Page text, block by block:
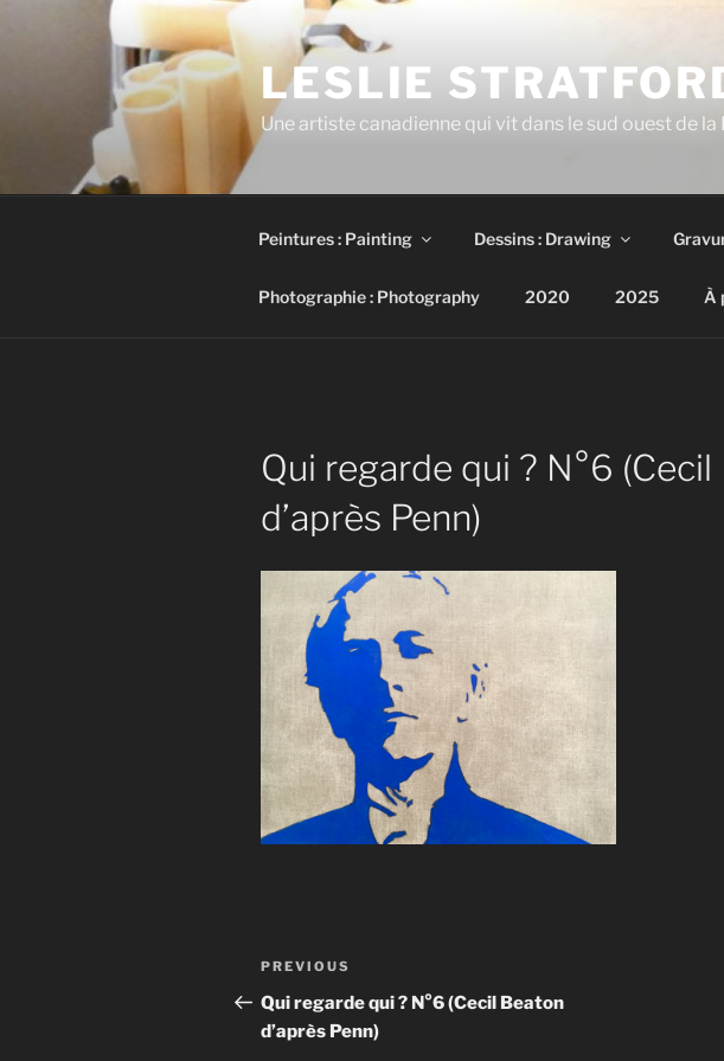
LESLIE
Une artiste canadienne qui vit dans le sud ouest de
Peintures : Painting Dessins : Drawing
Photographie : Photography 2020 2025 À
Qui regarde qui ? N°6
d’après Penn)
Post
navigation
Previous
Post
PREVIOUS
Qui regarde qui ? N°6 (Cecil Beaton
d’après Penn)